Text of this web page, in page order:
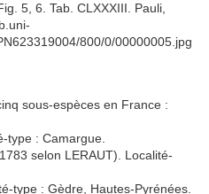
5, 6. Tab. CLXXXIII. Pauli,
800/0/00000005.jpg
sous-espèces en France :
type : Camargue.
selon LERAUT). Localité-
type : Gèdre, Hautes-Pyrénées.